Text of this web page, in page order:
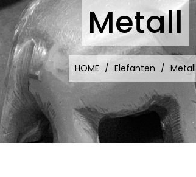
Metall
HOME Elefanten Metall